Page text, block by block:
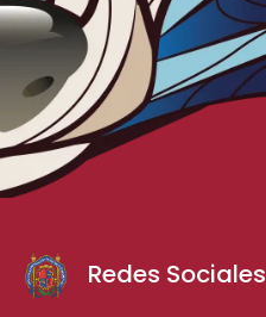
Redes Sociales